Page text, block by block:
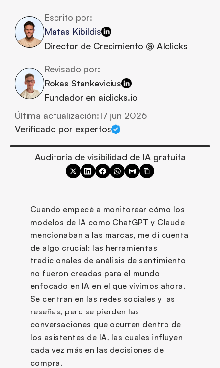
Escrito por:
Matas Kibildis
Director de Crecimiento @ AIclicks
Revisado por:
Rokas Stankevicius
Fundador en aiclicks.io
Última actualización:17 jun 2026
Verificado por expertos
Auditoría de visibilidad de IA gratuita
Cuando empecé a monitorear cómo los
modelos de IA como ChatGPT y Claude
mencionaban a las marcas, me di cuenta
de algo crucial: las herramientas
tradicionales de análisis de sentimiento
no fueron creadas para el mundo
enfocado en IA en el que vivimos ahora.
Se centran en las redes sociales y las
reseñas, pero se pierden las
conversaciones que ocurren dentro de
los asistentes de IA, las cuales influyen
cada vez más en las decisiones de
compra.